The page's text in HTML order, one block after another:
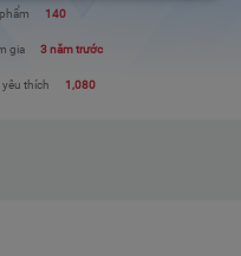
140
gia 3 năm trước
yêu thích 1,080